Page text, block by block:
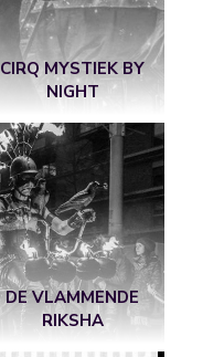
CIRQ MYSTIEK BY
NIGHT
DE VLAMMENDE
RIKSHA